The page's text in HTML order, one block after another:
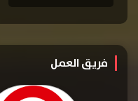
فريق العمل